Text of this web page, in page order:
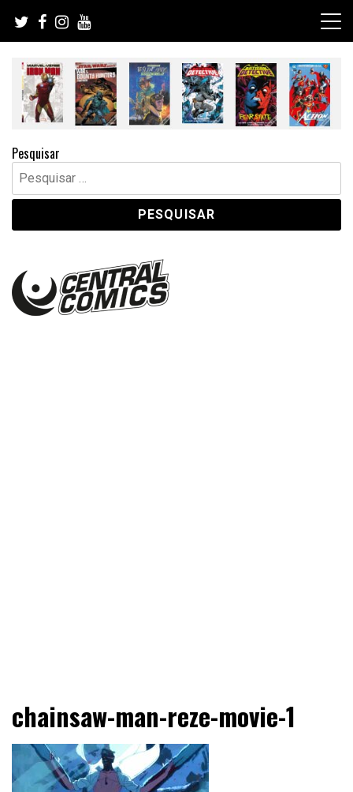
content
Pesquisar
Pesquisar
por:
Central Comics
chainsaw-man-reze-movie-1